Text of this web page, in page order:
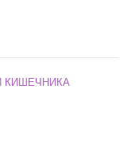
КИШЕЧНИКА